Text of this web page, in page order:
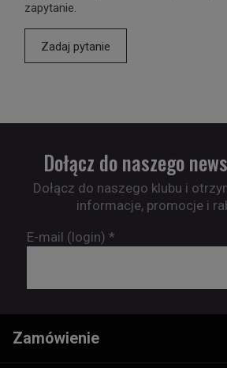
zapytanie.
Zadaj pytanie
Dołącz do naszego
Dołącz do naszego klubu i
informacje, promocje i
E-mail (login) *
Zamówienie